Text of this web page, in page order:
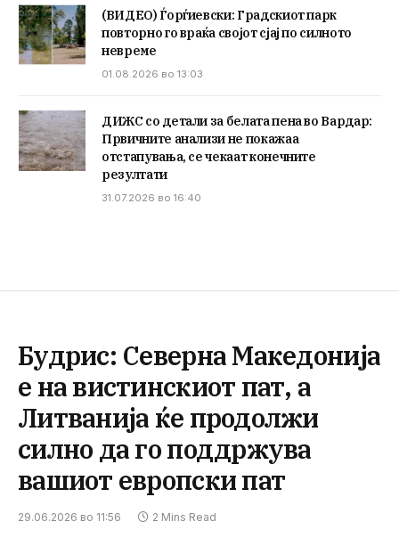
(ВИДЕО) Ѓорѓиевски: Градскиот парк
повторно го враќа својот сјај по силното
невреме
01.08.2026 во 13:03
ДИЖС со детали за белата пена во Вардар:
Првичните анализи не покажаа
отстапувања, се чекаат конечните
резултати
31.07.2026 во 16:40
Будрис: Северна Македонија
е на вистинскиот пат, а
Литванија ќе продолжи
силно да го поддржува
вашиот европски пат
29.06.2026 во 11:56 2 Mins Read